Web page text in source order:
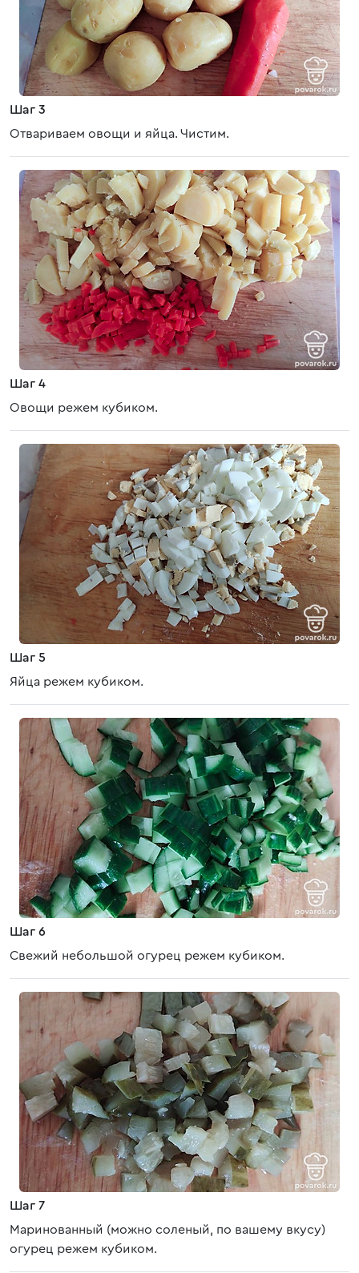
Шаг 3
Отвариваем овощи и яйца. Чистим.
Шаг 4
Овощи режем кубиком.
Шаг 5
Яйца режем кубиком.
Шаг 6
Свежий небольшой огурец режем кубиком.
Шаг 7
Маринованный (можно соленый, по вашему вкусу)
огурец режем кубиком.